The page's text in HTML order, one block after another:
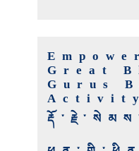
Great
Gurus